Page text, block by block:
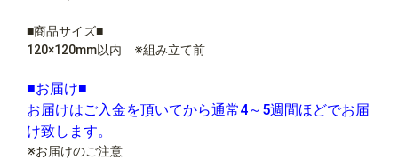
■商品サイズ■
120×120mm以内 ※組み立て前
■お届け■
お届けはご入金を頂いてから通常4～5週間ほどでお届
け致します。
※お届けのご注意